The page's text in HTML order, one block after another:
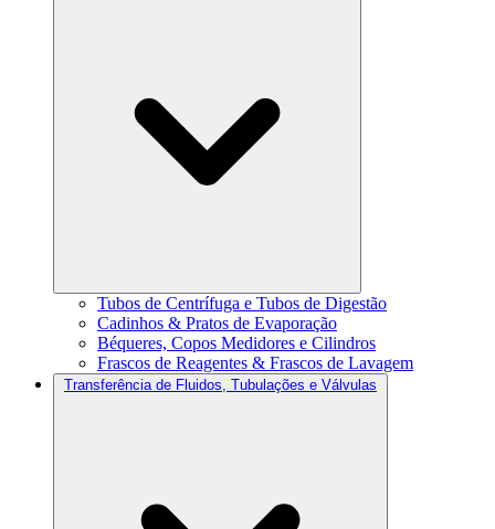
Tubos de Centrífuga e Tubos de Digestão
Cadinhos & Pratos de Evaporação
Béqueres, Copos Medidores e Cilindros
Frascos de Reagentes & Frascos de Lavagem
Transferência de Fluidos, Tubulações e Válvulas